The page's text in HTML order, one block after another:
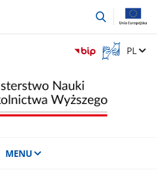
przejdź
Otwórz
okno
języka
migowego
Zmień
PL
MENU